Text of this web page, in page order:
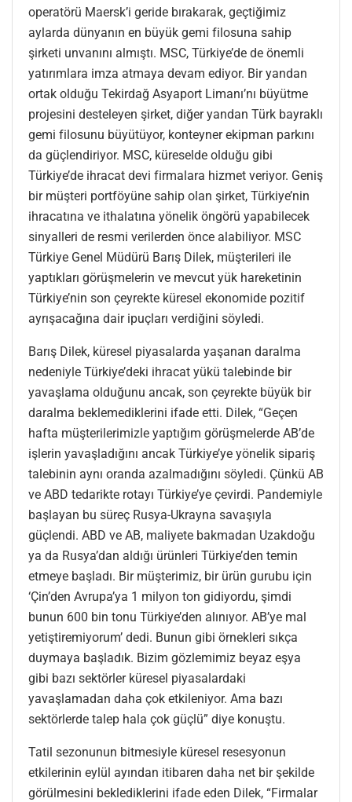
operatörü Maersk’i geride bırakarak, geçtiğimiz
aylarda dünyanın en büyük gemi filosuna sahip
şirketi unvanını almıştı. MSC, Türkiye’de de önemli
yatırımlara imza atmaya devam ediyor. Bir yandan
ortak olduğu Tekirdağ Asyaport Limanı’nı büyütme
projesini desteleyen şirket, diğer yandan Türk bayraklı
gemi filosunu büyütüyor, konteyner ekipman parkını
da güçlendiriyor. MSC, küreselde olduğu gibi
Türkiye’de ihracat devi firmalara hizmet veriyor. Geniş
bir müşteri portföyüne sahip olan şirket, Türkiye’nin
ihracatına ve ithalatına yönelik öngörü yapabilecek
sinyalleri de resmi verilerden önce alabiliyor. MSC
Türkiye Genel Müdürü Barış Dilek, müşterileri ile
yaptıkları görüşmelerin ve mevcut yük hareketinin
Türkiye’nin son çeyrekte küresel ekonomide pozitif
ayrışacağına dair ipuçları verdiğini söyledi.
Barış Dilek, küresel piyasalarda yaşanan daralma
nedeniyle Türkiye’deki ihracat yükü talebinde bir
yavaşlama olduğunu ancak, son çeyrekte büyük bir
daralma beklemediklerini ifade etti. Dilek, “Geçen
hafta müşterilerimizle yaptığım görüşmelerde AB’de
işlerin yavaşladığını ancak Türkiye’ye yönelik sipariş
talebinin aynı oranda azalmadığını söyledi. Çünkü AB
ve ABD tedarikte rotayı Türkiye’ye çevirdi. Pandemiyle
başlayan bu süreç Rusya-Ukrayna savaşıyla
güçlendi. ABD ve AB, maliyete bakmadan Uzakdoğu
ya da Rusya’dan aldığı ürünleri Türkiye’den temin
etmeye başladı. Bir müşterimiz, bir ürün gurubu için
‘Çin’den Avrupa’ya 1 milyon ton gidiyordu, şimdi
bunun 600 bin tonu Türkiye’den alınıyor. AB’ye mal
yetiştiremiyorum’ dedi. Bunun gibi örnekleri sıkça
duymaya başladık. Bizim gözlemimiz beyaz eşya
gibi bazı sektörler küresel piyasalardaki
yavaşlamadan daha çok etkileniyor. Ama bazı
sektörlerde talep hala çok güçlü” diye konuştu.
Tatil sezonunun bitmesiyle küresel resesyonun
etkilerinin eylül ayından itibaren daha net bir şekilde
görülmesini beklediklerini ifade eden Dilek, “Firmalar